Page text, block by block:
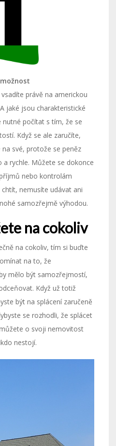
právě na americkou
jaké jsou charakteristické
nutné počítat s tím, že se
Když se ale zaručíte,
své, protože se peněz
rychle. Můžete se dokonce
nebo kontrolám
nemusíte udávat ani
samozřejmě výhodou.
na cokoliv
na cokoliv, tím si buďte
na to, že
mělo být samozřejmostí,
Když už totiž
být na splácení zaručeně
se rozhodli, že splácet
o svoji nemovitost
nestojí.